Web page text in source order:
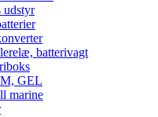
udstyr
batterivagt
GEL
marine